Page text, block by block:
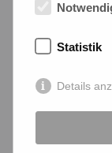
in der Gruppe
der
Raum der
Ängste,
Älterwerdens
Statistik
Details